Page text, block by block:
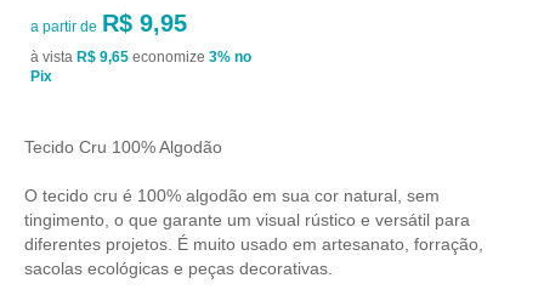
a partir de R$ 9,95
à vista R$ 9,65 economize 3% no
Pix
Tecido Cru 100% Algodão
O tecido cru é 100% algodão em sua cor natural, sem
tingimento, o que garante um visual rústico e versátil para
diferentes projetos. É muito usado em artesanato, forração,
sacolas ecológicas e peças decorativas.